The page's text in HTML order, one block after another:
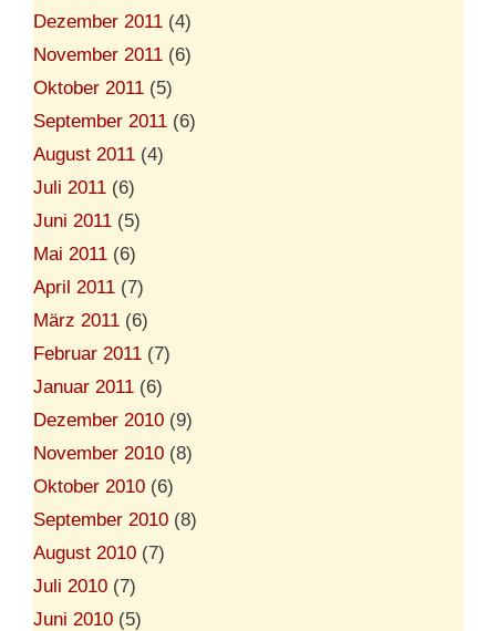
Dezember 2011 (4)
November 2011 (6)
Oktober 2011 (5)
September 2011 (6)
August 2011 (4)
Juli 2011 (6)
Juni 2011 (5)
Mai 2011 (6)
April 2011 (7)
März 2011 (6)
Februar 2011 (7)
Januar 2011 (6)
Dezember 2010 (9)
November 2010 (8)
Oktober 2010 (6)
September 2010 (8)
August 2010 (7)
Juli 2010 (7)
Juni 2010 (5)